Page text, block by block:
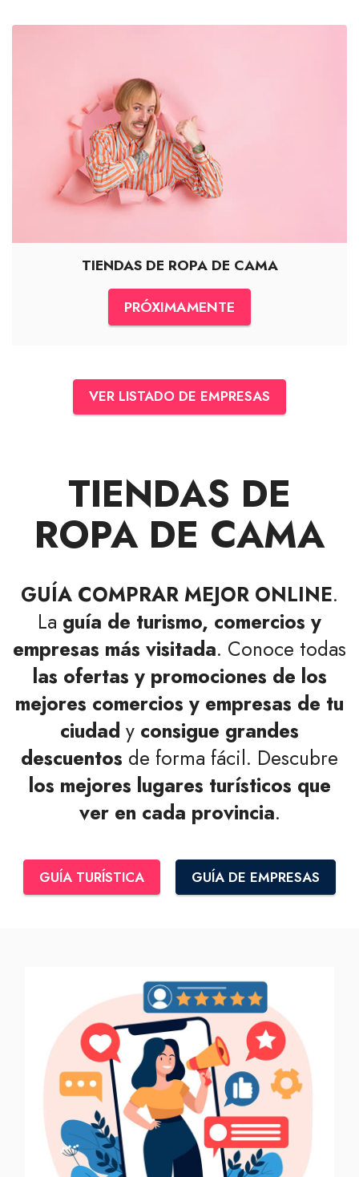
TIENDAS DE ROPA DE CAMA
PRÓXIMAMENTE
VER LISTADO DE EMPRESAS
TIENDAS DE
ROPA DE CAMA
GUÍA COMPRAR MEJOR ONLINE.
La guía de turismo, comercios y
empresas más visitada. Conoce todas
las ofertas y promociones de los
mejores comercios y empresas de tu
ciudad y consigue grandes
descuentos de forma fácil. Descubre
los mejores lugares turísticos que
ver en cada provincia.
GUÍA TURÍSTICA GUÍA DE EMPRESAS